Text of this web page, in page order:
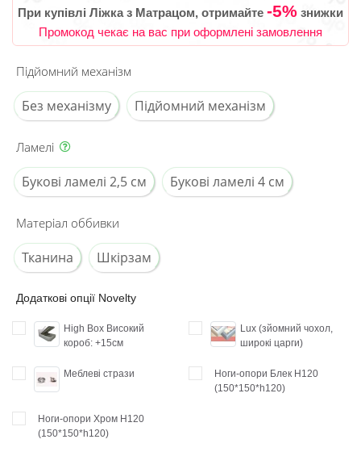
При купівлі Ліжка з Матрацом, отримайте -5% знижки
Промокод чекає на вас при оформлені замовлення
Підйомний механізм
Без механізму Підйомний механізм
Ламелі
Букові ламелі 2,5 см Букові ламелі 4 см
Матеріал оббивки
Тканина Шкірзам
Додаткові опції Novelty
High Box Високий
короб: +15см
Lux (зйомний чохол,
широкі царги)
Меблеві стрази
Ноги-опори Блек H120
(150*150*h120)
Ноги-опори Хром H120
(150*150*h120)